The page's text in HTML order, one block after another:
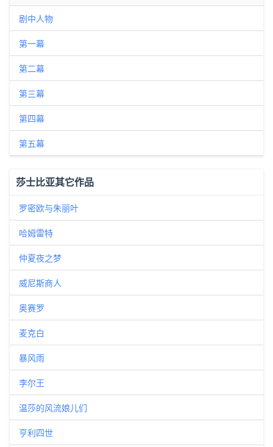
剧中人物
第一幕
第二幕
第三幕
第四幕
第五幕
莎士比亚其它作品
罗密欧与朱丽叶
哈姆雷特
仲夏夜之梦
威尼斯商人
奥赛罗
麦克白
暴风雨
李尔王
温莎的风流娘儿们
亨利四世